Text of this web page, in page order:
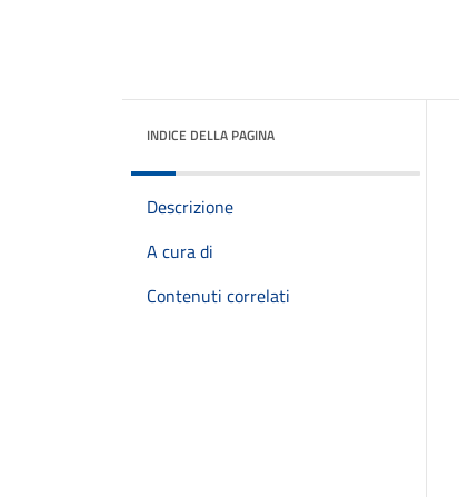
INDICE DELLA PAGINA
Descrizione
A cura di
Contenuti correlati